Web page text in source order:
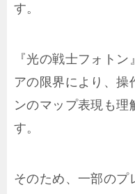
す。
『光の戦士フォト
アの限界により、操
ンのマップ表現も理
す。
そのため、一部のプ